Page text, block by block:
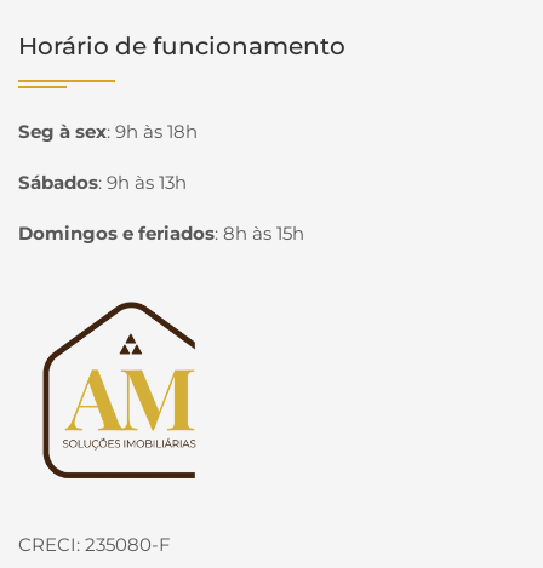
Horário de funcionamento
Seg à sex: 9h às 18h
Sábados: 9h às 13h
Domingos e feriados: 8h às 15h
Página inicial
CRECI: 235080-F